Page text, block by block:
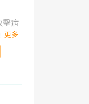
擊病
生
更多